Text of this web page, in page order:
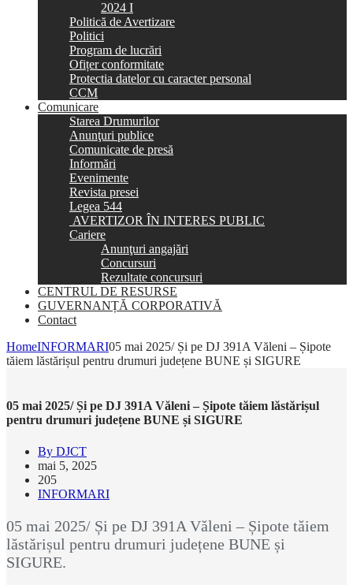
2024 I
Politică de Avertizare
Politici
Program de lucrări
Ofițer conformitate
Protectia datelor cu caracter personal
CCM
Comunicare
Starea Drumurilor
Anunţuri publice
Comunicate de presă
Informări
Evenimente
Revista presei
Legea 544
AVERTIZOR ÎN INTERES PUBLIC
Cariere
Anunţuri angajări
Concursuri
Rezultate concursuri
CENTRUL DE RESURSE
GUVERNANȚĂ CORPORATIVĂ
Contact
HomeINFORMARI05 mai 2025/ Și pe DJ 391A Văleni – Șipote
tăiem lăstărișul pentru drumuri județene BUNE și SIGURE
05 mai 2025/ Și pe DJ 391A Văleni – Șipote tăiem lăstărișul
pentru drumuri județene BUNE și SIGURE
By DJCT
mai 5, 2025
205
INFORMARI
05 mai 2025/ Și pe DJ 391A Văleni – Șipote tăiem
lăstărișul pentru drumuri județene BUNE și
SIGURE.